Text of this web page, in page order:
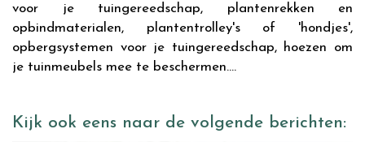
voor je tuingereedschap, plantenrekken en
opbindmaterialen, plantentrolley's of 'hondjes',
opbergsystemen voor je tuingereedschap, hoezen om
je tuinmeubels mee te beschermen....
Kijk ook eens naar de volgende berichten: